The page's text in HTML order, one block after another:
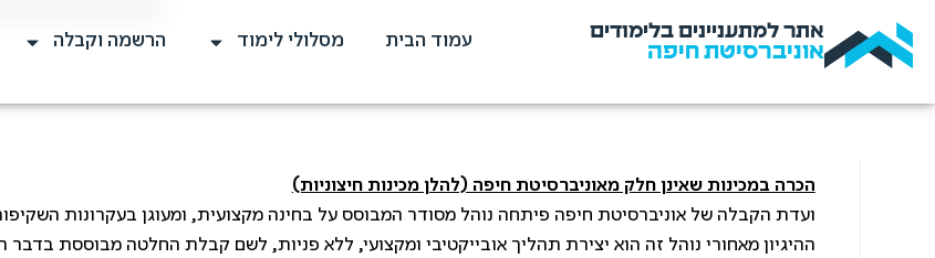
אתר למתעניינים בלימודים
אוניברסיטת חיפה עמוד הבית מסלולי לימוד הרשמה וקבלה
הכרה במכינות שאינן חלק מאוניברסיטת חיפה (להלן מכינות חיצוניות)
ועדת הקבלה של אוניברסיטת חיפה פיתחה נוהל מסודר המבוסס על בחינה מקצועית, ומעוגן בעקרונות
ההיגיון מאחורי נוהל זה הוא יצירת תהליך אובייקטיבי ומקצועי, ללא פניות, לשם קבלת החלטה מבוססת בדבר